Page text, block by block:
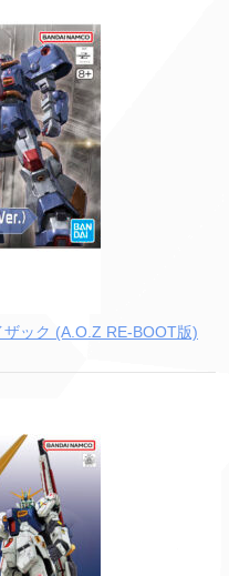
ザック (A.O.Z RE-BOOT版)